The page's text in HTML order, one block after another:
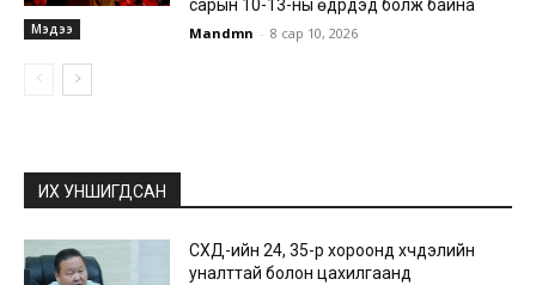
Мэдээ
сарын 10-13-ны өдрүүдэд болж байна
Mandmn - 8 сар 10, 2026
ИХ УНШИГДСАН
СХД-ийн 24, 35-р хороонд хүчдэлийн
уналттай болон цахилгаанд